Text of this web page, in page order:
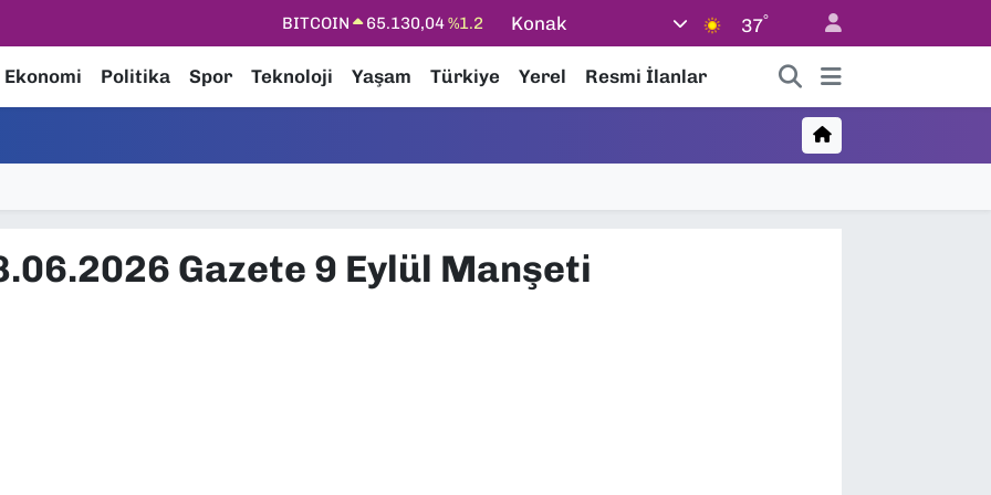
BITCOIN 65.130,04%1.2
EURO
55,1652%0.27
Konak 37°
Ekonomi Politika Spor Teknoloji Yaşam Türkiye Yerel Resmi İlanlar
Gazete 9 Eylül Manşeti